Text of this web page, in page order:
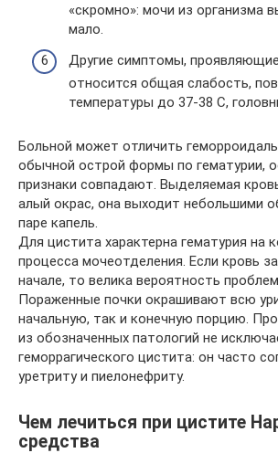
«скромно»: мочи из организма
мало.
Другие симптомы,
относится общая слабость,
температуры до 37-38 С,
Больной может отличить
обычной острой формы по гематурии,
признаки совпадают. Выделяемая
алый окрас, она выходит небольшими
паре капель.
Для цистита характерна гематурия на
процесса мочеотделения. Если кровь
начале, то велика вероятность
Пораженные почки окрашивают всю
начальную, так и конечную порцию.
из обозначенных патологий не
геморрагического цистита: он часто
уретриту и пиелонефриту.
Чем лечиться при цистите
средства